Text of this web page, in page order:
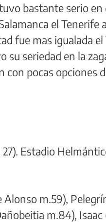
bastante serio
el Tenerife
fue mas igualada
seriedad en la
con pocas opciones
Estadio
Alonso m.59),
m.84),